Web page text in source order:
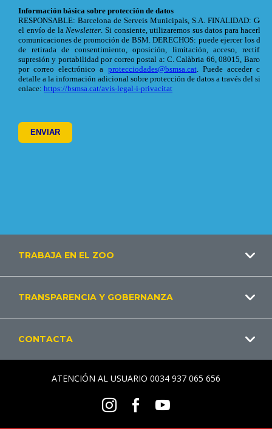
Footer
TRABAJA EN EL ZOO
TRANSPARENCIA Y GOBERNANZA
CONTACTA
ATENCIÓN AL USUARIO 0034 937 065 656
InstagramFacebook